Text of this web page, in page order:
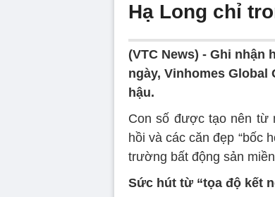
Hạ Long chỉ
(VTC News) - Ghi nhận
ngày, Vinhomes Global
hậu.
Con số được tạo nên từ
hồi và các căn đẹp “bốc
trường bất động sản
Sức hút từ “tọa độ kết